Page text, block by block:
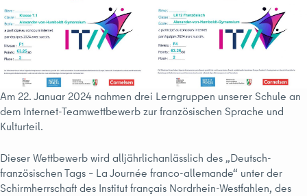
Am 22. Januar 2024 nahmen drei Lerngruppen unserer Schule an
dem Internet-Teamwettbewerb zur französischen Sprache und
Kulturteil.
Dieser Wettbewerb wird alljährlichanlässlich des „Deutsch-
französischen Tags – La Journée franco-allemande“ unter der
Schirmherrschaft des Institut français Nordrhein-Westfahlen, des